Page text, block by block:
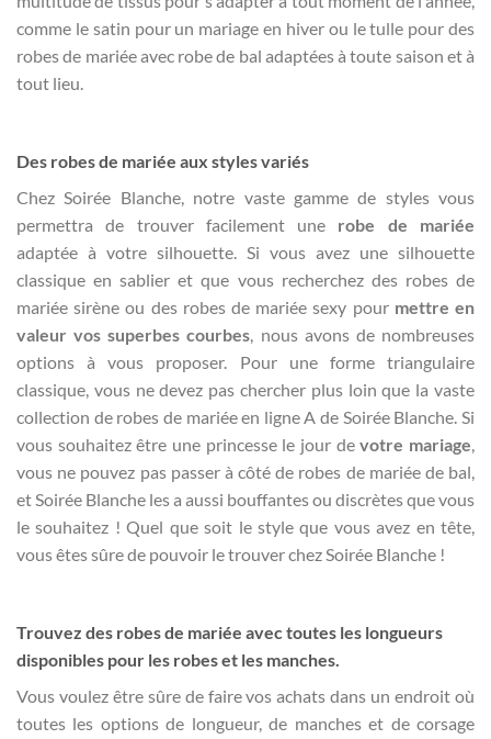
comme le satin pour un mariage en hiver ou le tulle pour des
robes de mariée avec robe de bal adaptées à toute saison et à
tout lieu.
Des robes de mariée aux styles variés
Chez Soirée Blanche, notre vaste gamme de styles vous
permettra de trouver facilement une robe de mariée
adaptée à votre silhouette. Si vous avez une silhouette
classique en sablier et que vous recherchez des robes de
mariée sirène ou des robes de mariée sexy pour mettre en
valeur vos superbes courbes, nous avons de nombreuses
options à vous proposer. Pour une forme triangulaire
classique, vous ne devez pas chercher plus loin que la vaste
collection de robes de mariée en ligne A de Soirée Blanche. Si
vous souhaitez être une princesse le jour devotre mariage,
vous ne pouvez pas passer à côté de robes de mariée de bal,
et Soirée Blanche les a aussi bouffantes ou discrètes que vous
le souhaitez ! Quel que soit le style que vous avez en tête,
vous êtes sûre de pouvoir le trouver chez Soirée Blanche !
Trouvez des robes de mariée avec toutes les longueurs
disponibles pour les robes et les manches.
Vous voulez être sûre de faire vos achats dans un endroit où
toutes les options de longueur, de manches et de corsage